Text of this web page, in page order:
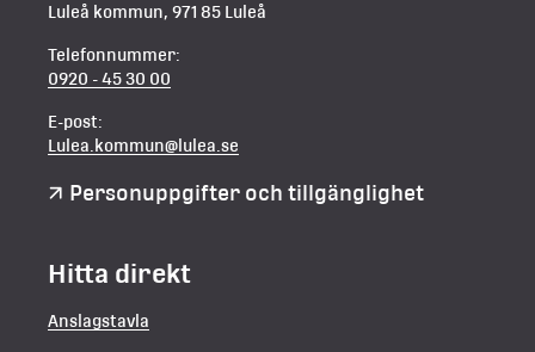
Luleå kommun, 971 85 Luleå
Telefonnummer:
0920 - 45 30 00
E-post:
Lulea.kommun@lulea.se
Personuppgifter och tillgänglighet
Hitta direkt
Anslagstavla